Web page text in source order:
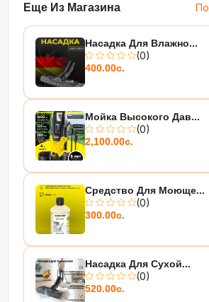
Еще Из Магазина
Насадка Для Влажно...
(0)
400.00с.
Мойка Высокого Дав...
(0)
2,100.00с.
Средство Для Моюще...
(0)
300.00с.
Насадка Для Сухой...
(0)
520.00с.